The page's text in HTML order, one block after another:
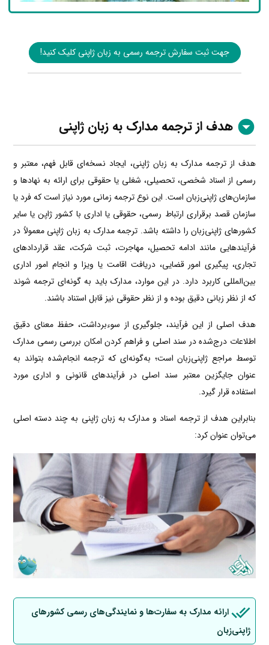
جهت ثبت سفارش ترجمه رسمی به زبان ژاپنی کلیک کنید!
هدف از ترجمه مدارک به زبان ژاپنی
هدف از ترجمه مدارک به زبان ژاپنی، ایجاد نسخه‌ای قابل فهم، معتبر و
رسمی از اسناد شخصی، تحصیلی، شغلی یا حقوقی برای ارائه به نهادها و
سازمان‌های ژاپنی‌زبان است. این نوع ترجمه زمانی مورد نیاز است که فرد یا
سازمان قصد برقراری ارتباط رسمی، حقوقی یا اداری با کشور ژاپن یا سایر
کشورهای ژاپنی‌زبان را داشته باشد. ترجمه مدارک به زبان ژاپنی معمولاً در
فرآیندهایی مانند ادامه تحصیل، مهاجرت، ثبت شرکت، عقد قراردادهای
تجاری، پیگیری امور قضایی، دریافت اقامت یا ویزا و انجام امور اداری
بین‌المللی کاربرد دارد. در این موارد، مدارک باید به گونه‌ای ترجمه شوند
که از نظر زبانی دقیق بوده و از نظر حقوقی نیز قابل استناد باشند.
هدف اصلی از این فرآیند، جلوگیری از سوءبرداشت، حفظ معنای دقیق
اطلاعات درج‌شده در سند اصلی و فراهم کردن امکان بررسی رسمی مدارک
توسط مراجع ژاپنی‌زبان است؛ به‌گونه‌ای که ترجمه انجام‌شده بتواند به
عنوان جایگزین معتبر سند اصلی در فرآیندهای قانونی و اداری مورد
استفاده قرار گیرد.
بنابراین هدف از ترجمه اسناد و مدارک به زبان ژاپنی به چند دسته اصلی
می‌توان عنوان کرد:
ارائه مدارک به سفارت‌ها و نمایندگی‌های رسمی کشورهای
ژاپنی‌زبان